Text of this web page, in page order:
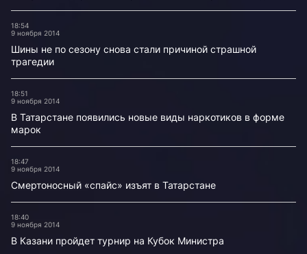
18:54
9 ноября 2014
Шины не по сезону снова стали причиной страшной
трагедии
18:51
9 ноября 2014
В Татарстане появились новые виды наркотиков в форме
марок
18:47
9 ноября 2014
Смертоносный «спайс» изъят в Татарстане
18:40
9 ноября 2014
В Казани пройдет турнир на Кубок Министра